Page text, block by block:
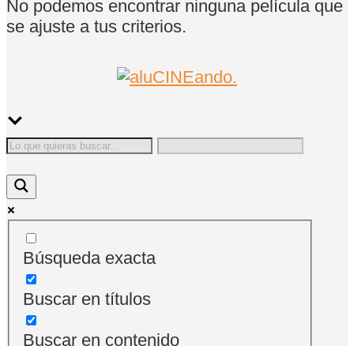
No podemos encontrar ninguna película que
se ajuste a tus criterios.
Búsqueda exacta
Buscar en títulos
Buscar en contenido